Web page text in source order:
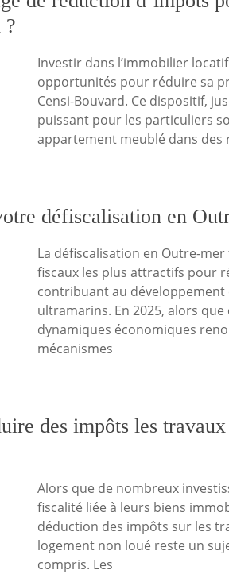
?
Investir dans l’immobilier
opportunités pour réduire sa
Censi-Bouvard. Ce dispositif,
puissant pour les particuliers
appartement meublé dans des
défiscalisation en
La défiscalisation en Outre-
fiscaux les plus attractifs pour
contribuant au
ultramarins. En 2025, alors
dynamiques économiques
mécanismes
des impôts les
Alors que de nombreux
fiscalité liée à leurs biens
déduction des impôts sur les
logement non loué reste un
compris. Les